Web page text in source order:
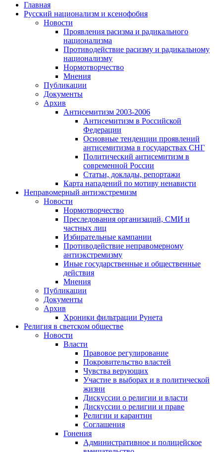
Главная
Русский национализм и ксенофобия
Новости
Проявления расизма и радикального
национализма
Противодействие расизму и радикальному
национализму
Нормотворчество
Мнения
Публикации
Документы
Архив
Антисемитизм 2003-2006
Антисемитизм в Российской
Федерации
Основные тенденции проявлений
антисемитизма в государствах СНГ
Политический антисемитизм в
современной России
Статьи, доклады, репортажи
Карта нападений по мотиву ненависти
Неправомерный антиэкстремизм
Новости
Нормотворчество
Преследования организаций, СМИ и
частных лиц
Избирательные кампании
Противодействие неправомерному
антиэкстремизму
Иные государственные и общественные
действия
Мнения
Публикации
Документы
Архив
Хроники фильтрации Рунета
Религия в светском обществе
Новости
Власти
Правовое регулирование
Покровительство властей
Чувства верующих
Участие в выборах и в политической
жизни
Дискуссии о религии и власти
Дискуссии о религии и праве
Религии и карантин
Соглашения
Гонения
Административное и полицейское